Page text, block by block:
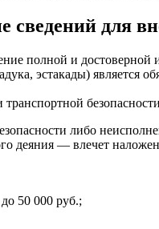
сведений для
полной и
эстакады)
либо
деяния — влечет
50 000 руб.;